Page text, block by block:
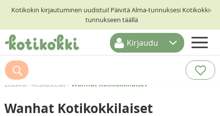
Kotikokin kirjautuminen uudistui! Päivitä Alma-tunnuksesi Kotikokki-
tunnukseen täällä
ETUSIVU
RESEPTIHAKU
RUOKATEEMAT
Kirjaudu
Etusivu / Keskustelut/ Wanhat Kotikokkilaiset
Wanhat Kotikokkilaiset